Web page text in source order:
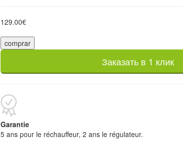
129.00€
comprar
Заказать в 1 клик
Garantie
5 ans pour le réchauffeur, 2 ans le régulateur.